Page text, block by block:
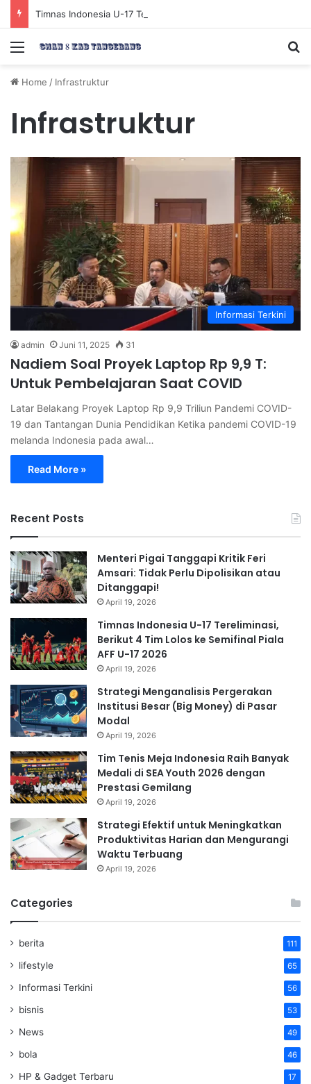
Menu
Home / Infrastruktur
Infrastruktur
Informasi Terkini
admin Juni 11, 2025 31
Nadiem Soal Proyek Laptop Rp 9,9 T:
Untuk Pembelajaran Saat COVID
Latar Belakang Proyek Laptop Rp 9,9 Triliun Pandemi COVID-
19 dan Tantangan Dunia Pendidikan Ketika pandemi COVID-19
melanda Indonesia pada awal…
Read More »
Recent Posts
Menteri Pigai Tanggapi Kritik Feri
Amsari: Tidak Perlu Dipolisikan atau
Ditanggapi!
April 19, 2026
Timnas Indonesia U-17 Tereliminasi,
Berikut 4 Tim Lolos ke Semifinal Piala
AFF U-17 2026
April 19, 2026
Strategi Menganalisis Pergerakan
Institusi Besar (Big Money) di Pasar
Modal
April 19, 2026
Tim Tenis Meja Indonesia Raih Banyak
Medali di SEA Youth 2026 dengan
Prestasi Gemilang
April 19, 2026
Strategi Efektif untuk Meningkatkan
Produktivitas Harian dan Mengurangi
Waktu Terbuang
April 19, 2026
Categories
berita 111
lifestyle 65
Informasi Terkini 56
bisnis 53
News 49
bola 46
HP & Gadget Terbaru 17